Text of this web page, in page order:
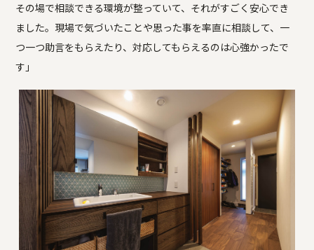
その場で相談できる環境が整っていて、それがすごく安心でき
ました。現場で気づいたことや思った事を率直に相談して、一
つ一つ助言をもらえたり、対応してもらえるのは心強かったで
す」